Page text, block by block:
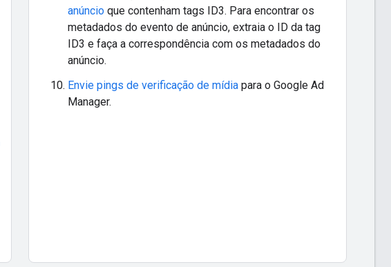
anúncioque contenham tags ID3. Para encontrar os
metadados do evento de anúncio, extraia o ID da tag
ID3 e faça a correspondência com os metadados do
anúncio.
Envie pings de verificação de mídiapara o Google Ad
Manager.